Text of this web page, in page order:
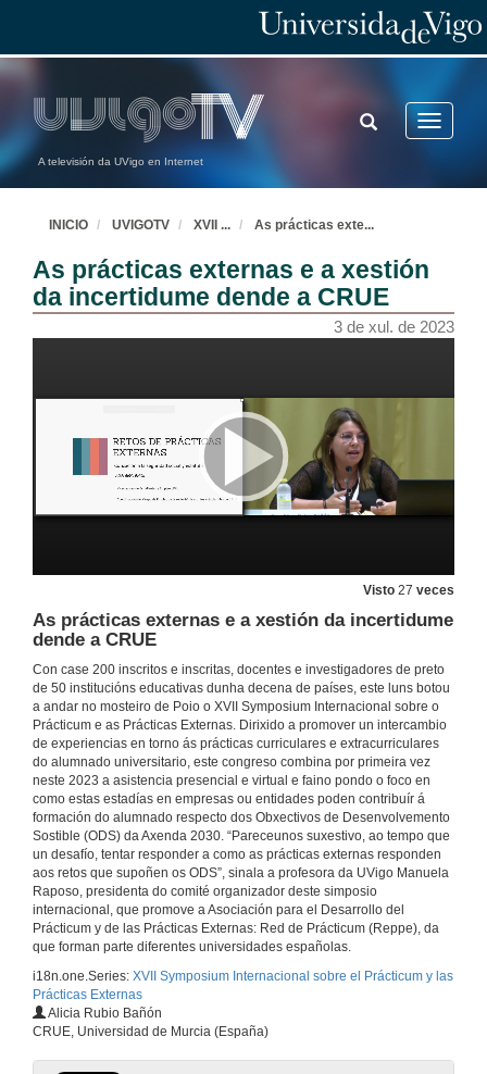
A televisión da UVigo en Internet
Toggle
TOGGLE
SEARCH
INICIO UVIGOTV XVII ... As prácticas exte...
As prácticas externas e a xestión
da incertidume dende a CRUE
3 de xul. de 2023
Visto 27 veces
As prácticas externas e a xestión da incertidume
dende a CRUE
Con case 200 inscritos e inscritas, docentes e investigadores de preto
de 50 institucións educativas dunha decena de países, este luns botou
a andar no mosteiro de Poio o XVII Symposium Internacional sobre o
Prácticum e as Prácticas Externas. Dirixido a promover un intercambio
de experiencias en torno ás prácticas curriculares e extracurriculares
do alumnado universitario, este congreso combina por primeira vez
neste 2023 a asistencia presencial e virtual e faino pondo o foco en
como estas estadías en empresas ou entidades poden contribuír á
formación do alumnado respecto dos Obxectivos de Desenvolvemento
Sostible (ODS) da Axenda 2030. “Pareceunos suxestivo, ao tempo que
un desafío, tentar responder a como as prácticas externas responden
aos retos que supoñen os ODS”, sinala a profesora da UVigo Manuela
Raposo, presidenta do comité organizador deste simposio
internacional, que promove a Asociación para el Desarrollo del
Prácticum y de las Prácticas Externas: Red de Prácticum (Reppe), da
que forman parte diferentes universidades españolas.
i18n.one.Series: XVII Symposium Internacional sobre el Prácticum y las
Prácticas Externas
Alicia Rubio Bañón
CRUE, Universidad de Murcia (España)